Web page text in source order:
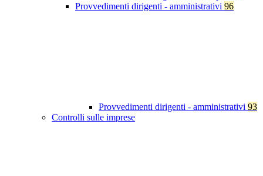
Provvedimenti dirigenti - amministrativi 96
Provvedimenti dirigenti - amministrativi 93
Controlli sulle imprese